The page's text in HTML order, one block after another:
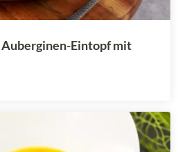
Auberginen-Eintopf mit